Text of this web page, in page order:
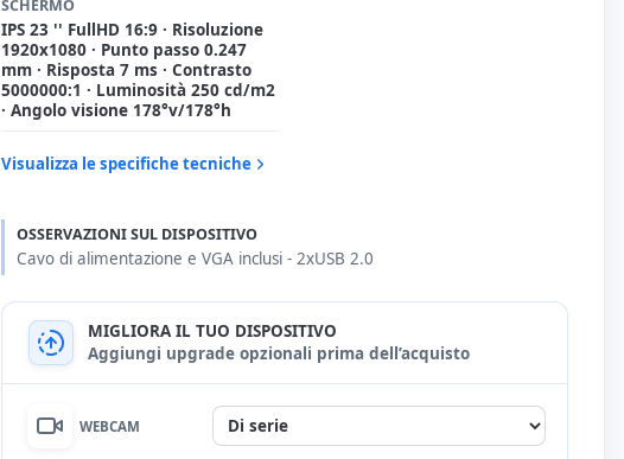
SCHERMO
IPS 23 '' FullHD 16:9 · Risoluzione
1920x1080 · Punto passo 0.247
mm · Risposta 7 ms · Contrasto
5000000:1 · Luminosità 250 cd/m2
· Angolo visione 178°v/178°h
Visualizza le specifiche tecniche
OSSERVAZIONI SUL DISPOSITIVO
Cavo di alimentazione e VGA inclusi - 2xUSB 2.0
MIGLIORA IL TUO DISPOSITIVO
Aggiungi upgrade opzionali prima dell’acquisto
WEBCAM